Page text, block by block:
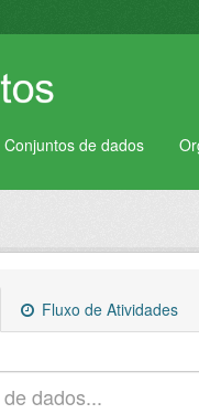
Conjuntos de dados
Fluxo de Atividades